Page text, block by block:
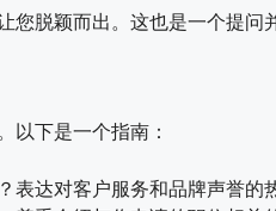
您脱颖而出。这也是一个提问
以下是一个指南：
表达对客户服务和品牌声誉的